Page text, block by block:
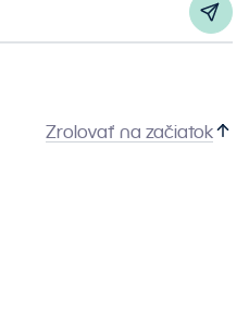
Zrolovať na začiatok